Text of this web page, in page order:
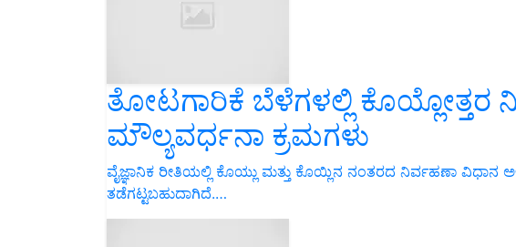
ತೋಟಗಾರಿಕೆ ಬೆಳೆಗಳಲ್ಲಿ ಕೊಯ್ಲೋತ್ತರ
ಮೌಲ್ಯವರ್ಧನಾ ಕ್ರಮಗಳು
ವೈಜ್ಞಾನಿಕ ರೀತಿಯಲ್ಲಿ ಕೊಯ್ಲು ಮತ್ತು ಕೊಯ್ಲಿನ ನಂತರದ ನಿರ್ವಹಣಾ ವಿಧಾನ
ತಡೆಗಟ್ಟಬಹುದಾಗಿದೆ.…